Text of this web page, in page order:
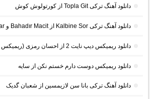
دانلود آهنگ ترکی Topla Git از کورتولوش کوش
دانلود آهنگ ترکی Kalbine Sor از Bahadır Macit و Tunahan Sakar
دانلود ریمیکس دیپ نایت 2 از احسان رمزی (ریمیکس طولانی غمگین)
دانلود ریمیکس دوست دارم خستم نکن از سایه
دانلود آهنگ ترکی بانا سن لازیمسین از شعبان گدیک